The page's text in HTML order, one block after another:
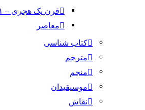
قرن یک هجری – ۱ الی ۹۷ شمسی –
معاصر
کتاب شناسی
مترجم
منجم
موسیقیدان
نقاش